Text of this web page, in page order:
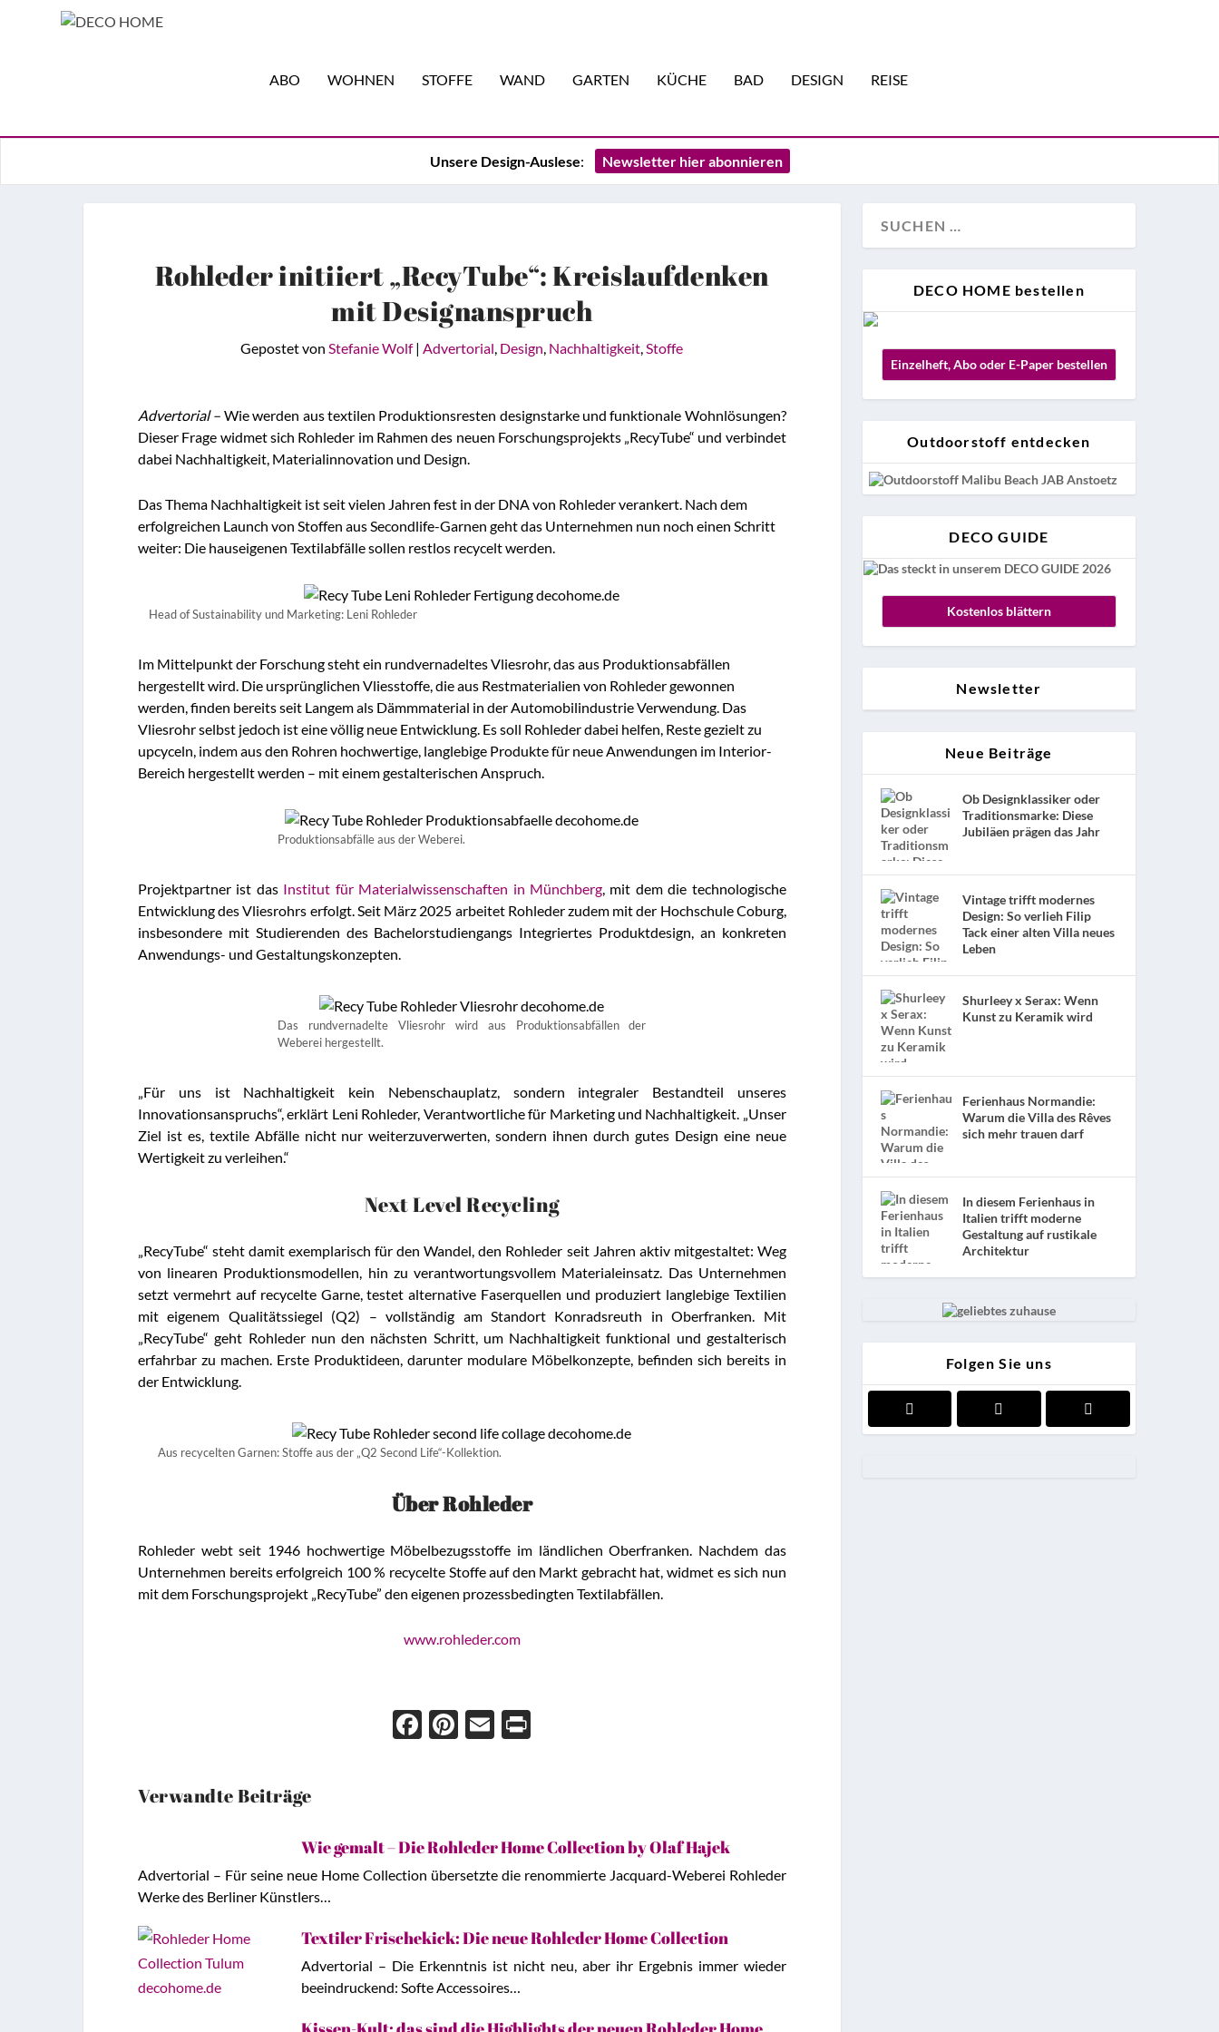
ABO WOHNEN STOFFE WAND GARTEN KÜCHE BAD DESIGN REISE
Unsere Design-Auslese: Newsletter hier abonnieren
Rohleder initiiert „RecyTube“: Kreislaufdenken
mit Designanspruch
Gepostet vonStefanie Wolf|Advertorial, Design, Nachhaltigkeit,Stoffe
Advertorial – Wie werden aus textilen Produktionsresten designstarke und funktionale Wohnlösungen?
Dieser Frage widmet sich Rohleder im Rahmen des neuen Forschungsprojekts „RecyTube“ und verbindet
dabei Nachhaltigkeit, Materialinnovation und Design.
Das Thema Nachhaltigkeit ist seit vielen Jahren fest in der DNA von Rohleder verankert. Nach dem
erfolgreichen Launch von Stoffen aus Secondlife-Garnen geht das Unternehmen nun noch einen Schritt
weiter: Die hauseigenen Textilabfälle sollen restlos recycelt werden.
Head of Sustainability und Marketing: Leni Rohleder
Im Mittelpunkt der Forschung steht ein rundvernadeltes Vliesrohr, das aus Produktionsabfällen
hergestellt wird. Die ursprünglichen Vliesstoffe, die aus Restmaterialien von Rohleder gewonnen
werden, finden bereits seit Langem als Dämmmaterial in der Automobilindustrie Verwendung. Das
Vliesrohr selbst jedoch ist eine völlig neue Entwicklung. Es soll Rohleder dabei helfen, Reste gezielt zu
upcyceln, indem aus den Rohren hochwertige, langlebige Produkte für neue Anwendungen im Interior-
Bereich hergestellt werden – mit einem gestalterischen Anspruch.
Produktionsabfälle aus der Weberei.
Projektpartner ist das Institut für Materialwissenschaften in Münchberg , mit dem die technologische
Entwicklung des Vliesrohrs erfolgt. Seit März 2025 arbeitet Rohleder zudem mit der Hochschule Coburg,
insbesondere mit Studierenden des Bachelorstudiengangs Integriertes Produktdesign, an konkreten
Anwendungs- und Gestaltungskonzepten.
Das rundvernadelte Vliesrohr wird aus Produktionsabfällen der
Weberei hergestellt.
„Für uns ist Nachhaltigkeit kein Nebenschauplatz, sondern integraler Bestandteil unseres
Innovationsanspruchs“, erklärt Leni Rohleder, Verantwortliche für Marketing und Nachhaltigkeit. „Unser
Ziel ist es, textile Abfälle nicht nur weiterzuverwerten, sondern ihnen durch gutes Design eine neue
Wertigkeit zu verleihen.“
Next Level Recycling
„RecyTube“ steht damit exemplarisch für den Wandel, den Rohleder seit Jahren aktiv mitgestaltet: Weg
von linearen Produktionsmodellen, hin zu verantwortungsvollem Materialeinsatz. Das Unternehmen
setzt vermehrt auf recycelte Garne, testet alternative Faserquellen und produziert langlebige Textilien
mit eigenem Qualitätssiegel (Q2) – vollständig am Standort Konradsreuth in Oberfranken. Mit
„RecyTube“ geht Rohleder nun den nächsten Schritt, um Nachhaltigkeit funktional und gestalterisch
erfahrbar zu machen. Erste Produktideen, darunter modulare Möbelkonzepte, befinden sich bereits in
der Entwicklung.
Aus recycelten Garnen: Stoffe aus der „Q2 Second Life“-Kollektion.
Über Rohleder
Rohleder webt seit 1946 hochwertige Möbelbezugsstoffe im ländlichen Oberfranken. Nachdem das
Unternehmen bereits erfolgreich 100 % recycelte Stoffe auf den Markt gebracht hat, widmet es sich nun
mit dem Forschungsprojekt „RecyTube” den eigenen prozessbedingten Textilabfällen.
www.rohleder.com
Face
Pint
Ema
Verwandte Beiträge
Wie gemalt – Die Rohleder Home Collection by Olaf Hajek
Advertorial – Für seine neue Home Collection übersetzte die renommierte Jacquard-Weberei Rohleder
Werke des Berliner Künstlers…
Textiler Frischekick: Die neue Rohleder Home Collection
Advertorial – Die Erkenntnis ist nicht neu, aber ihr Ergebnis immer wieder
beeindruckend: Softe Accessoires…
DECO HOME bestellen
Einzelheft, Abo oder E-Paper bestellen
Outdoorstoff entdecken
DECO GUIDE
Kostenlos blättern
Newsletter
Neue Beiträge
Ob Designklassiker oder
Traditionsmarke: Diese
Jubiläen prägen das Jahr
Vintage trifft modernes
Design: So verlieh Filip
Tack einer alten Villa neues
Leben
Shurleey x Serax: Wenn
Kunst zu Keramik wird
Ferienhaus Normandie:
Warum die Villa des Rêves
sich mehr trauen darf
In diesem Ferienhaus in
Italien trifft moderne
Gestaltung auf rustikale
Architektur
Folgen Sie uns